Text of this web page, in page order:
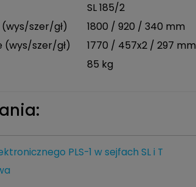
SL 185/2
szer/gł)
1800 / 920 / 340 mm
(wys/szer/gł)
1770 / 457x2 / 297 mm
85 kg
PLS-1 w sejfach SL i T